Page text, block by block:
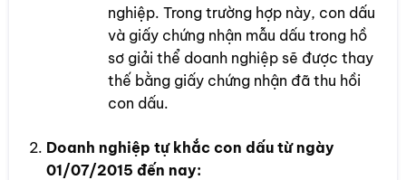
nghiệp. Trong trường hợp này, con dấu
và giấy chứng nhận mẫu dấu trong hồ
sơ giải thể doanh nghiệp sẽ được thay
thế bằng giấy chứng nhận đã thu hồi
con dấu.
Doanh nghiệp tự khắc con dấu từ ngày
01/07/2015 đến nay: